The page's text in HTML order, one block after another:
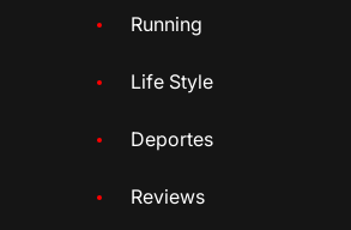
Running
Life Style
Deportes
Reviews